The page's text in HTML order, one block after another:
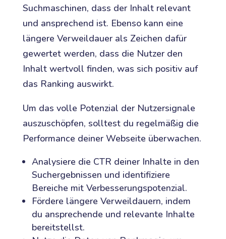
Suchmaschinen, dass der Inhalt relevant
und ansprechend ist. Ebenso kann eine
längere Verweildauer als Zeichen dafür
gewertet werden, dass die Nutzer den
Inhalt wertvoll finden, was sich positiv auf
das Ranking auswirkt.
Um das volle Potenzial der Nutzersignale
auszuschöpfen, solltest du regelmäßig die
Performance deiner Webseite überwachen.
Analysiere die CTR deiner Inhalte in den
Suchergebnissen und identifiziere
Bereiche mit Verbesserungspotenzial.
Fördere längere Verweildauern, indem
du ansprechende und relevante Inhalte
bereitstellst.